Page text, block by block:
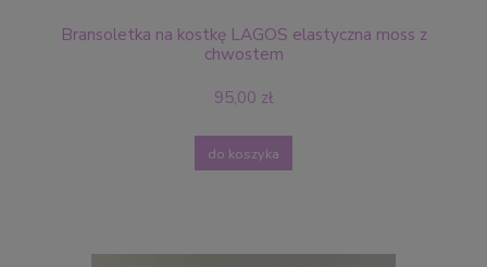
Bransoletka na kostkę LAGOS elastyczna moss z
chwostem
95,00 zł
do koszyka